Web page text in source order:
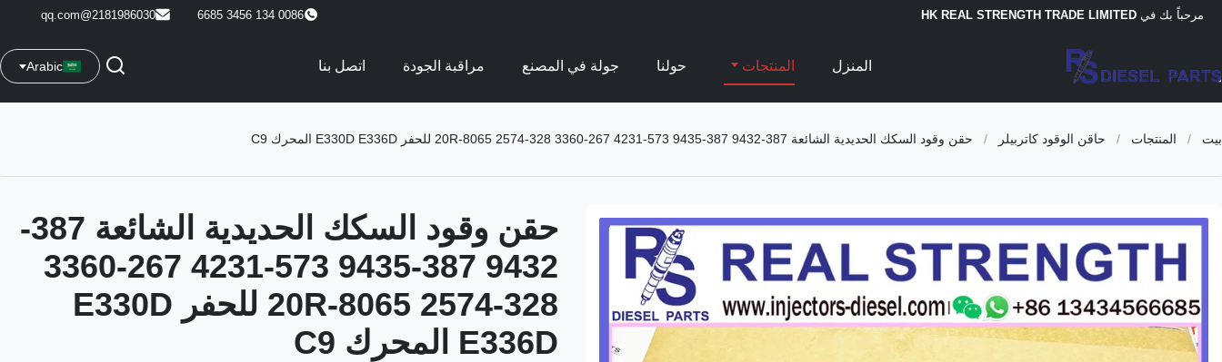
مرحباً بك في HK REAL STRENGTH TRADE LIMITED
0086 134 3456 6685
2181986030@qq.com
المنزل المنتجات حولنا جولة في المصنع مراقبة الجودة اتصل بنا Arabic
بيت / المنتجات / حاقن الوقود كاتربيلر / حقن وقود السكك الحديدية الشائعة 387-9432 387-9435 573-4231 267-3360 328-2574 20R-8065 للحفر E330D E336D المحرك C9
حقن وقود السكك الحديدية الشائعة 387-
9432 387-9435 573-4231 267-3360
328-2574 20R-8065 للحفر E330D
E336D المحرك C9